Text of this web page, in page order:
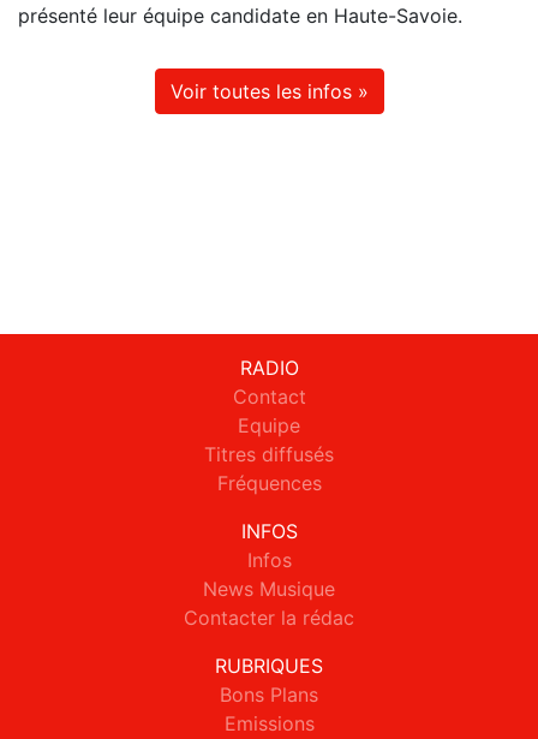
présenté leur équipe candidate en Haute-Savoie.
Voir toutes les infos »
RADIO
Contact
Equipe
Titres diffusés
Fréquences
INFOS
Infos
News Musique
Contacter la rédac
RUBRIQUES
Bons Plans
Emissions